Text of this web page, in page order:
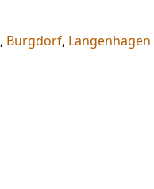
, Burgdorf, Langenhagen